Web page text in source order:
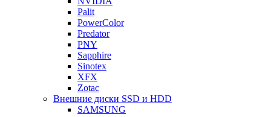
Palit
PowerColor
Predator
PNY
Sapphire
Sinotex
XFX
Zotac
Внешние диски SSD и HDD
SAMSUNG